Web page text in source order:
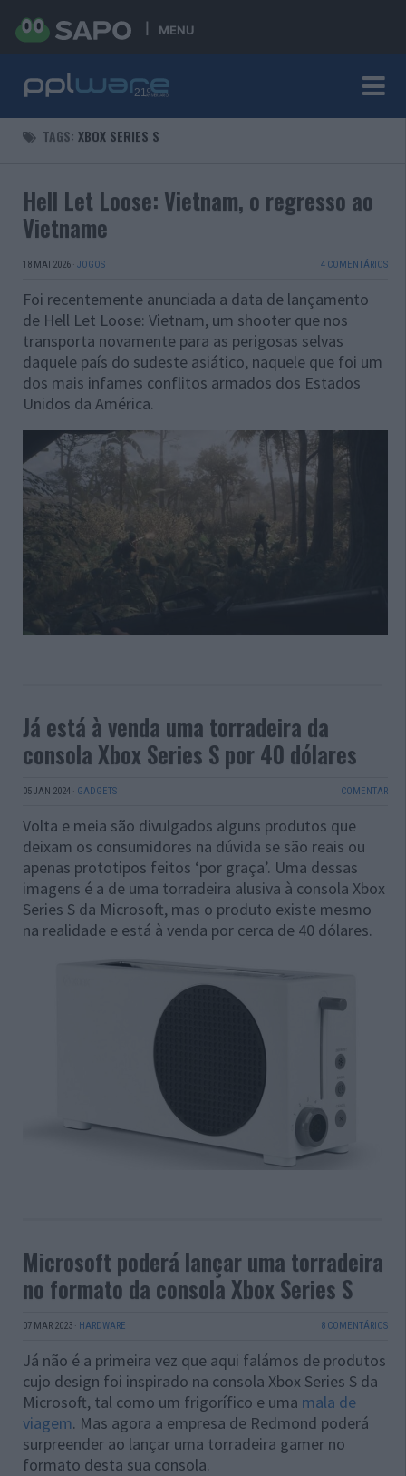
MENU
TAGS: XBOX SERIES S
Hell Let Loose: Vietnam, o regresso ao
Vietname
18 MAI 2026 · JOGOS 4 COMENTÁRIOS
Foi recentemente anunciada a data de lançamento
de Hell Let Loose: Vietnam, um shooter que nos
transporta novamente para as perigosas selvas
daquele país do sudeste asiático, naquele que foi um
dos mais infames conflitos armados dos Estados
Unidos da América.
Já está à venda uma torradeira da
consola Xbox Series S por 40 dólares
05 JAN 2024 · GADGETS COMENTAR
Volta e meia são divulgados alguns produtos que
deixam os consumidores na dúvida se são reais ou
apenas prototipos feitos ‘por graça’. Uma dessas
imagens é a de uma torradeira alusiva à consola Xbox
Series S da Microsoft, mas o produto existe mesmo
na realidade e está à venda por cerca de 40 dólares.
Microsoft poderá lançar uma torradeira
no formato da consola Xbox Series S
07 MAR 2023 · HARDWARE 8 COMENTÁRIOS
Já não é a primeira vez que aqui falámos de produtos
cujo design foi inspirado na consola Xbox Series S da
Microsoft, tal como um frigorífico e uma mala de
viagem. Mas agora a empresa de Redmond poderá
surpreender ao lançar uma torradeira gamer no
formato desta sua consola.